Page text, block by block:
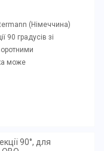
(Німеччина)
90 градусів зі
може
90°, для